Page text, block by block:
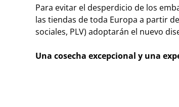
Para evitar el desperdicio de los
las tiendas de toda Europa a partir
sociales, PLV) adoptarán el nuevo
Una cosecha excepcional y una